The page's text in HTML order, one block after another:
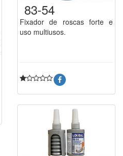
83-54
Fixador de roscas forte e
uso multiusos.